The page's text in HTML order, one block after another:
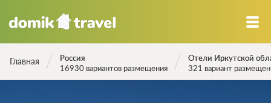
Главная
Россия
16930 вариантов размещения
Отели Иркутской
321 вариант